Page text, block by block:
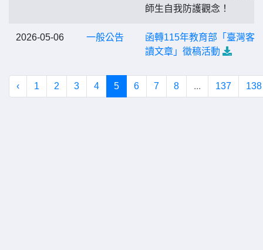
師生自我防護觀念！
2026-05-06 一般公告
函轉115年教育部「臺灣客
讀文章」徵稿活動
‹ 1 2 3 4 5 6 7 8 ... 137 138